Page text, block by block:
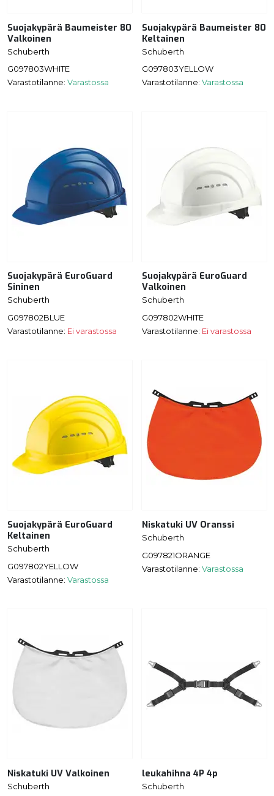
Suojakypärä Baumeister 80
Valkoinen
Schuberth
G097803WHITE
Varastotilanne: Varastossa
Suojakypärä Baumeister 80
Keltainen
Schuberth
G097803YELLOW
Varastotilanne: Varastossa
Suojakypärä EuroGuard
Sininen
Schuberth
G097802BLUE
Varastotilanne: Ei varastossa
Suojakypärä EuroGuard
Valkoinen
Schuberth
G097802WHITE
Varastotilanne: Ei varastossa
Suojakypärä EuroGuard
Keltainen
Schuberth
G097802YELLOW
Varastotilanne: Varastossa
Niskatuki UV Oranssi
Schuberth
G097821ORANGE
Varastotilanne: Varastossa
Niskatuki UV Valkoinen
Schuberth
leukahihna 4P 4p
Schuberth